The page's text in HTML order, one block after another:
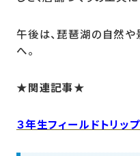
午後は、琵琶湖の自然や
へ。
★関連記事★
３年生フィールドトリッ